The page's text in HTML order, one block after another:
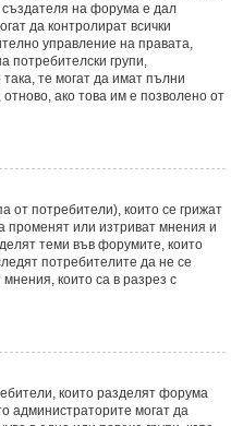
на форума е дал
да контролират всички
управление на правата,
потребителски групи,
те могат да имат пълни
ако това им е позволено от
от потребители), които се грижат
променят или изтриват мнения и
теми във форумите, които
потребителите да не се
които са в разрез с
които разделят форума
администраторите могат да